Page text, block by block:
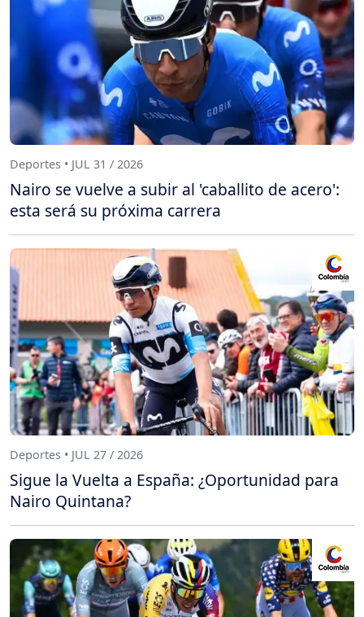
Deportes • JUL 31 / 2026
Nairo se vuelve a subir al 'caballito de acero':
esta será su próxima carrera
Deportes • JUL 27 / 2026
Sigue la Vuelta a España: ¿Oportunidad para
Nairo Quintana?